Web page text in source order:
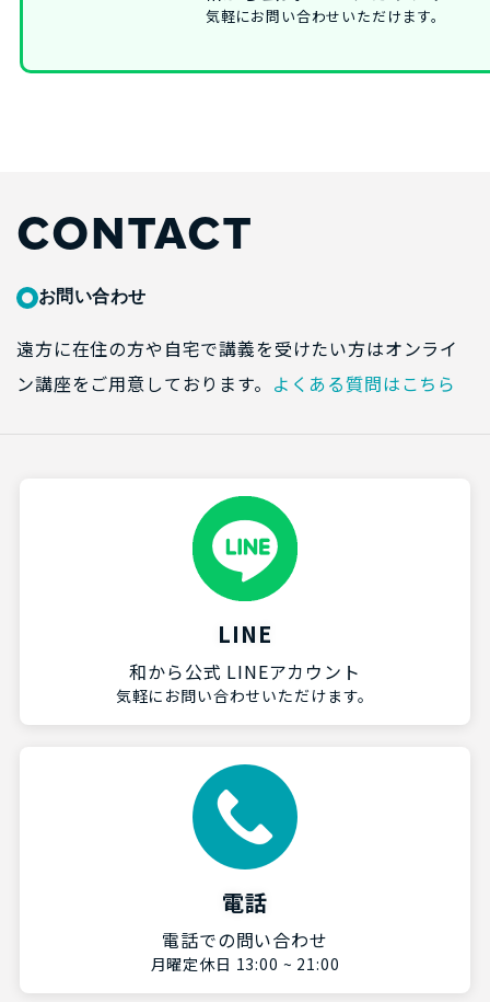
気軽にお問い合わせいただけます。
CONTACT
お問い合わせ
遠方に在住の方や自宅で講義を受けたい方はオンライ
ン講座をご用意しております。 よくある質問はこちら
LINE
和から公式 LINEアカウント
気軽にお問い合わせいただけます。
電話
電話での問い合わせ
月曜定休日 13:00 ~ 21:00